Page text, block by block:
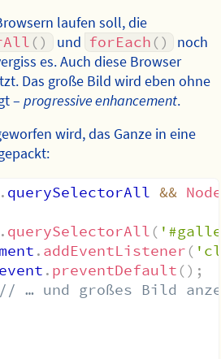
laufen soll, die
() und forEach ()
noch
es. Auch diese Browser
Das große Bild wird eben ohne
– progressive enhancement.
wird, das Ganze in eine
. querySelectorAll &&
. querySelectorAll (
. addEventListener (
event
. preventDefault () ;
// … und großes Bild